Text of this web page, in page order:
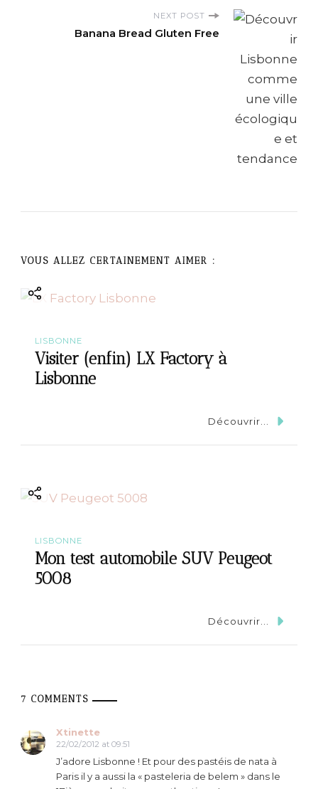
i
n
NEXT POST
Banana Bread Gluten Free
VOUS ALLEZ CERTAINEMENT AIMER :
LISBONNE
Visiter (enfin) LX Factory à
Lisbonne
Découvrir...
LISBONNE
Mon test automobile SUV Peugeot
5008
Découvrir...
7 COMMENTS
Xtinette
22/02/2012 at 09:51
J’adore Lisbonne ! Et pour des pastéis de nata à
Paris il y a aussi la « pasteleria de belem » dans le